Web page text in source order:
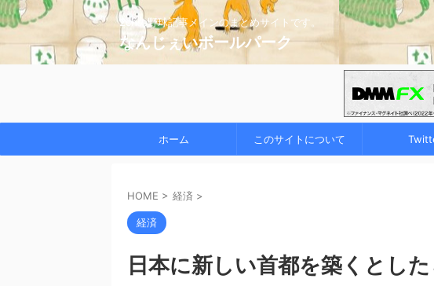
2chの野球記事メインのまとめサイトです。
なんじぇいボールパーク
ホーム このサイトについて
HOME > 経済 >
経済
日本に新しい首都を築くとし